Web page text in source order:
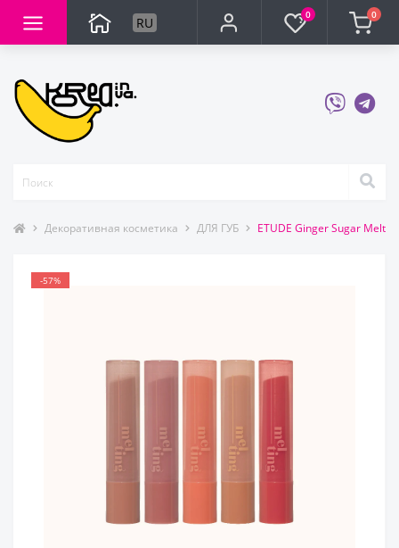
RU 0 0
Декоративная косметика ДЛЯ ГУБ ETUDE Ginger Sugar
-57%